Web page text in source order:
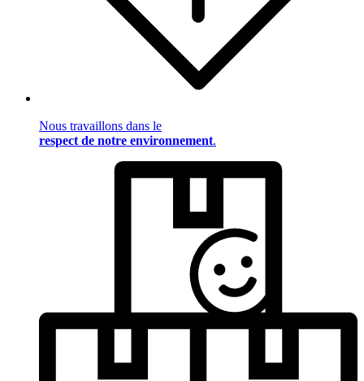
Nous travaillons dans le
respect de notre environnement.